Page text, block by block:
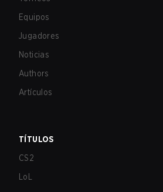
Equipos
Jugadores
Noticias
Authors
Artículos
TÍTULOS
CS2
LoL